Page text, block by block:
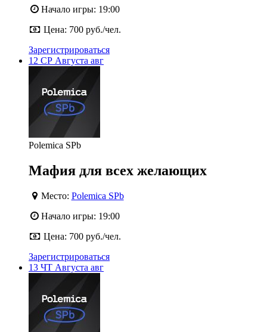
Начало игры: 19:00
Цена: 700 руб./чел.
Зарегистрироваться
12 СР Августа авг
Polemica SPb
Мафия для всех желающих
Место: Polemica SPb
Начало игры: 19:00
Цена: 700 руб./чел.
Зарегистрироваться
13 ЧТ Августа авг